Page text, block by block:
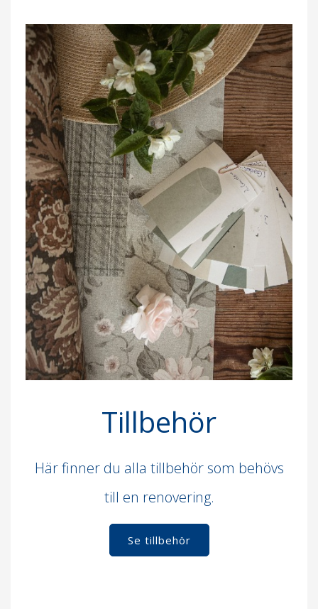
Tillbehör
Här finner du alla tillbehör som behövs
till en renovering.
Se tillbehör